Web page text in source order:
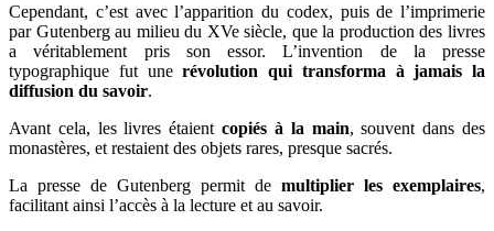
Cependant, c’est avec l’apparition du codex, puis de l’imprimerie
par Gutenberg au milieu du XVe siècle, que la production des livres
a véritablement pris son essor. L’invention de la presse
typographique fut unerévolution qui transforma à jamais la
diffusion du savoir.
Avant cela, les livres étaientcopiés à la main, souvent dans des
monastères, et restaient des objets rares, presque sacrés.
La presse de Gutenberg permit de multiplier les exemplaires,
facilitant ainsi l’accès à la lecture et au savoir.